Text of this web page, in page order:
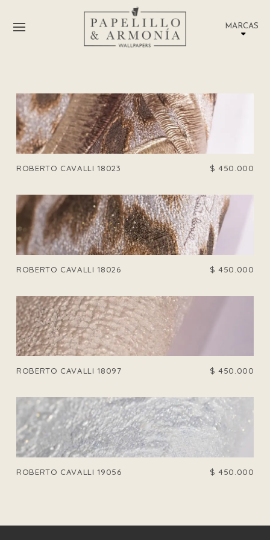
MARCAS
ROBERTO CAVALLI 18023 $ 450.000
ROBERTO CAVALLI 18026 $ 450.000
ROBERTO CAVALLI 18097 $ 450.000
ROBERTO CAVALLI 19056 $ 450.000